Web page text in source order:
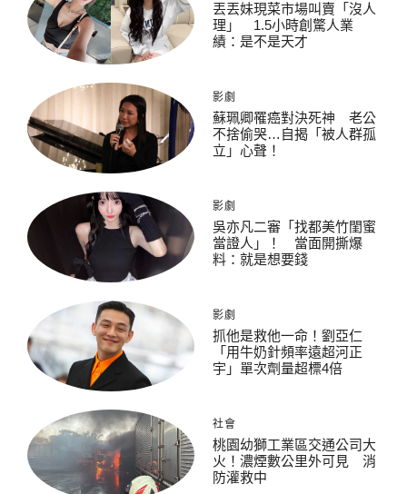
丟丟妹現菜市場叫賣「沒人
理」 1.5小時創驚人業
績：是不是天才
影劇
蘇珮卿罹癌對決死神 老公
不捨偷哭…自揭「被人群孤
立」心聲！
影劇
吳亦凡二審「找都美竹閨蜜
當證人」！ 當面開撕爆
料：就是想要錢
影劇
抓他是救他一命！劉亞仁
「用牛奶針頻率遠超河正
宇」單次劑量超標4倍
社會
桃園幼獅工業區交通公司大
火！濃煙數公里外可見 消
防灌救中